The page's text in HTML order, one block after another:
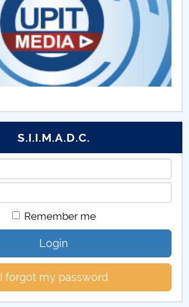
S.I.I.M.A.D.C.
Remember me
Login
I forgot my password